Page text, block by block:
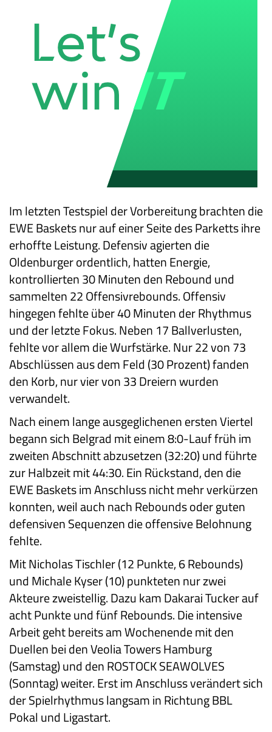
Im letzten Testspiel der Vorbereitung brachten die
EWE Baskets nur auf einer Seite des Parketts ihre
erhoffte Leistung. Defensiv agierten die
Oldenburger ordentlich, hatten Energie,
kontrollierten 30 Minuten den Rebound und
sammelten 22 Offensivrebounds. Offensiv
hingegen fehlte über 40 Minuten der Rhythmus
und der letzte Fokus. Neben 17 Ballverlusten,
fehlte vor allem die Wurfstärke. Nur 22 von 73
Abschlüssen aus dem Feld (30 Prozent) fanden
den Korb, nur vier von 33 Dreiern wurden
verwandelt.
Nach einem lange ausgeglichenen ersten Viertel
begann sich Belgrad mit einem 8:0-Lauf früh im
zweiten Abschnitt abzusetzen (32:20) und führte
zur Halbzeit mit 44:30. Ein Rückstand, den die
EWE Baskets im Anschluss nicht mehr verkürzen
konnten, weil auch nach Rebounds oder guten
defensiven Sequenzen die offensive Belohnung
fehlte.
Mit Nicholas Tischler (12 Punkte, 6 Rebounds)
und Michale Kyser (10) punkteten nur zwei
Akteure zweistellig. Dazu kam Dakarai Tucker auf
acht Punkte und fünf Rebounds. Die intensive
Arbeit geht bereits am Wochenende mit den
Duellen bei den Veolia Towers Hamburg
(Samstag) und den ROSTOCK SEAWOLVES
(Sonntag) weiter. Erst im Anschluss verändert sich
der Spielrhythmus langsam in Richtung BBL
Pokal und Ligastart.